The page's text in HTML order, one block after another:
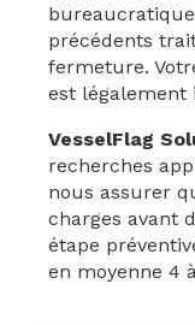
précédents
fermeture.
est légalement
VesselFlag
recherches
nous assurer
charges avant
étape
en moyenne 4